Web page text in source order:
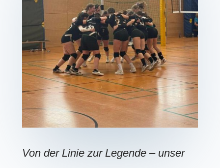
Von der Linie zur Legende – unser